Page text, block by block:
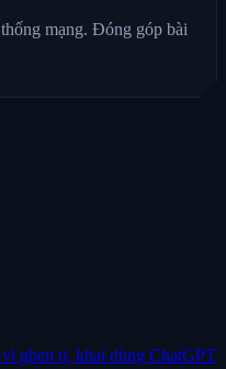
mạng. Đóng góp bài
ghen tị, khai dùng ChatGPT